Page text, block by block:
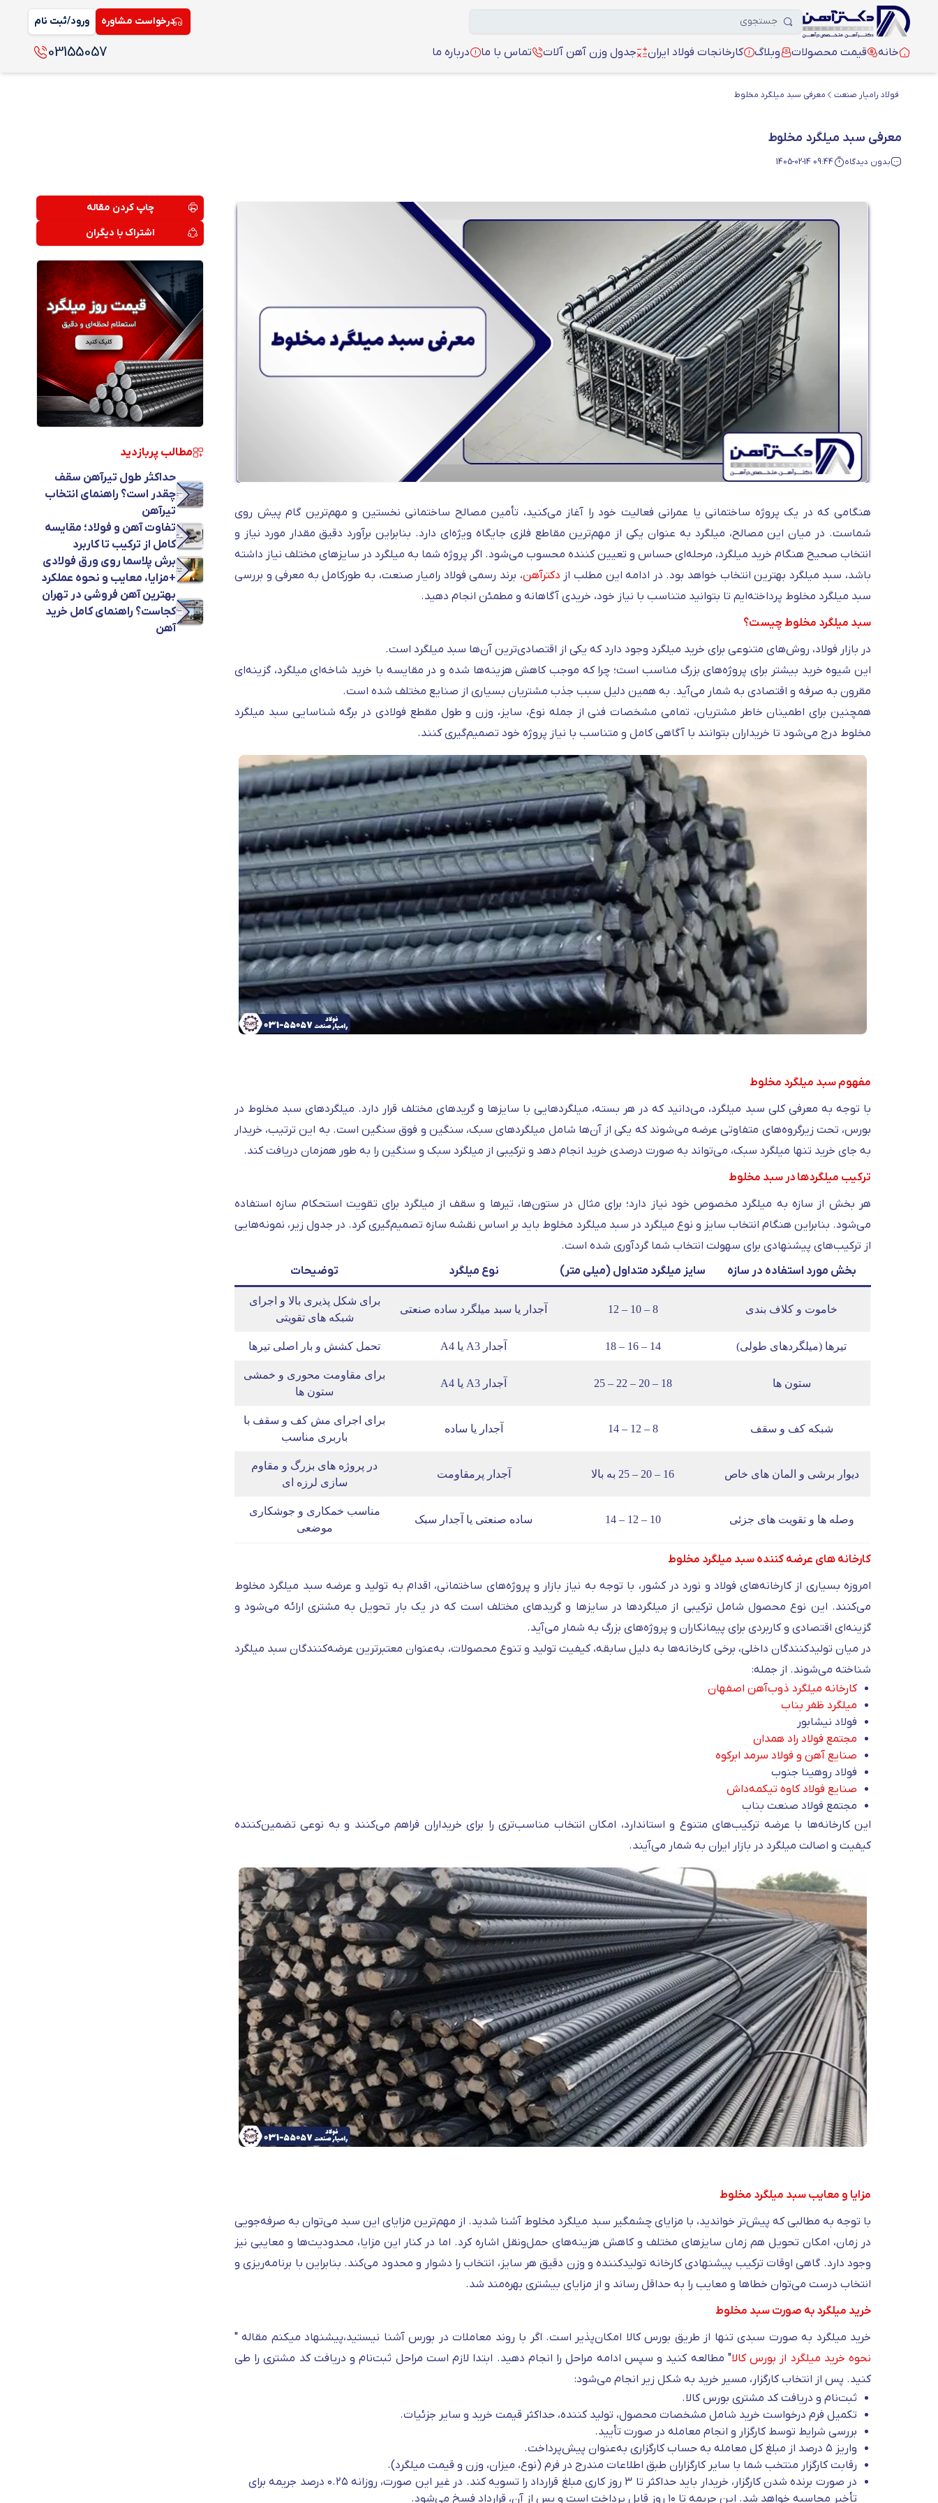
درخواست مشاوره ورود/ثبت نام
خانه قیمت محصولات وبلاگ کارخانجات فولاد ایران جدول وزن آهن آلات تماس با ما درباره ما 03155057
فولاد رامیار صنعت معرفی سبد میلگرد مخلوط
معرفی سبد میلگرد مخلوط
بدون دیدگاه 1405-02-14 09:44
هنگامی که در یک پروژه ساختمانی یا عمرانی فعالیت خود را آغاز می‌کنید، تأمین مصالح ساختمانی نخستین و مهم‌ترین گام پیش روی
شماست. در میان این مصالح، میلگرد به‌ عنوان یکی از مهم‌ترین مقاطع فلزی جایگاه ویژه‌ای دارد. بنابراین برآورد دقیق مقدار مورد نیاز و
انتخاب صحیح هنگام خرید میلگرد، مرحله‌ای حساس و تعیین‌ کننده محسوب می‌شود. اگر پروژه شما به میلگرد در سایزهای مختلف نیاز داشته
باشد، سبد میلگرد بهترین انتخاب خواهد بود. در ادامه این مطلب از دکترآهن، برند رسمی فولاد رامیار صنعت، به‌ طورکامل به معرفی و بررسی
سبد میلگرد مخلوط پرداخته‌ایم تا بتوانید متناسب با نیاز خود، خریدی آگاهانه و مطمئن انجام دهید.
سبد میلگرد مخلوط چیست؟
در بازار فولاد، روش‌های متنوعی برای خرید میلگرد وجود دارد که یکی از اقتصادی‌ترین آن‌ها سبد میلگرد است.
این شیوه خرید بیشتر برای پروژه‌های بزرگ مناسب است؛ چرا که موجب کاهش هزینه‌ها شده و در مقایسه با خرید شاخه‌ای میلگرد، گزینه‌ای
مقرون‌ به‌ صرفه و اقتصادی به شمار می‌آید. به همین دلیل سبب جذب مشتریان بسیاری از صنایع مختلف شده است.
همچنین برای اطمینان خاطر مشتریان، تمامی مشخصات فنی از جمله نوع، سایز، وزن و طول مقطع فولادی در برگه شناسایی سبد میلگرد
مخلوط درج می‌شود تا خریداران بتوانند با آگاهی کامل و متناسب با نیاز پروژه خود تصمیم‌گیری کنند.
مفهوم سبد میلگرد مخلوط
با توجه به معرفی کلی سبد میلگرد، می‌دانید که در هر بسته، میلگردهایی با سایزها و گریدهای مختلف قرار دارد. میلگردهای سبد مخلوط در
بورس، تحت زیرگروه‌های متفاوتی عرضه می‌شوند که یکی از آن‌ها شامل میلگردهای سبک، سنگین و فوق‌ سنگین است. به این ترتیب، خریدار
به جای خرید تنها میلگرد سبک، می‌تواند به‌ صورت درصدی خرید انجام دهد و ترکیبی از میلگرد سبک و سنگین را به‌ طور همزمان دریافت کند.
ترکیب میلگردها در سبد مخلوط
هر بخش از سازه به میلگرد مخصوص خود نیاز دارد؛ برای مثال در ستون‌ها، تیرها و سقف از میلگرد برای تقویت استحکام سازه استفاده
می‌شود. بنابراین هنگام انتخاب سایز و نوع میلگرد در سبد میلگرد مخلوط باید بر اساس نقشه سازه تصمیم‌گیری کرد. در جدول زیر، نمونه‌هایی
از ترکیب‌های پیشنهادی برای سهولت انتخاب شما گردآوری شده است.
بخش مورد استفاده در سازه
سایز میلگرد متداول (میلی متر) نوع میلگرد توضیحات
خاموت و کلاف بندی 8 – 10 – 12 آجدار یا سبد میلگرد ساده صنعتی
برای شکل پذیری بالا و اجرای
شبکه های تقویتی
تیرها (میلگردهای طولی) 14 – 16 – 18 آجدار A3 یا A4 تحمل کشش و بار اصلی تیرها
ستون ها 18 – 20 – 22 – 25 آجدار A3 یا A4
برای مقاومت محوری و خمشی
ستون ها
شبکه کف و سقف 8 – 12 – 14 آجدار یا ساده
برای اجرای مش کف و سقف با
باربری مناسب
دیوار برشی و المان های خاص 16 – 20 – 25 به بالا آجدار پرمقاومت
در پروژه های بزرگ و مقاوم
سازی لرزه ای
وصله ها و تقویت های جزئی 10 – 12 – 14 ساده صنعتی یا آجدار سبک
مناسب خمکاری و جوشکاری
موضعی
کارخانه های عرضه کننده سبد میلگرد مخلوط
امروزه بسیاری از کارخانه‌های فولاد و نورد در کشور، با توجه به نیاز بازار و پروژه‌های ساختمانی، اقدام به تولید و عرضه سبد میلگرد مخلوط
می‌کنند. این نوع محصول شامل ترکیبی از میلگردها در سایزها و گریدهای مختلف است که در یک بار تحویل به مشتری ارائه می‌شود و
گزینه‌ای اقتصادی و کاربردی برای پیمانکاران و پروژه‌های بزرگ به شمار می‌آید.
در میان تولیدکنندگان داخلی، برخی کارخانه‌ها به دلیل سابقه، کیفیت تولید و تنوع محصولات، به‌عنوان معتبرترین عرضه‌کنندگان سبد میلگرد
شناخته می‌شوند. از جمله:
کارخانه میلگرد ذوب‌آهن اصفهان
میلگرد ظفر بناب
فولاد نیشابور
مجتمع فولاد راد همدان
صنایع آهن و فولاد سرمد ابرکوه
فولاد روهینا جنوب
صنایع فولاد کاوه تیکمه‌داش
مجتمع فولاد صنعت بناب
این کارخانه‌ها با عرضه ترکیب‌های متنوع و استاندارد، امکان انتخاب مناسب‌تری را برای خریداران فراهم می‌کنند و به‌ نوعی تضمین‌کننده
کیفیت و اصالت میلگرد در بازار ایران به شمار می‌آیند.
مزایا و معایب سبد میلگرد مخلوط
با توجه به مطالبی که پیش‌تر خواندید، با مزایای چشمگیر سبد میلگرد مخلوط آشنا شدید. از مهم‌ترین مزایای این سبد می‌توان به صرفه‌جویی
در زمان، امکان تحویل هم‌ زمان سایزهای مختلف و کاهش هزینه‌های حمل‌ونقل اشاره کرد. اما در کنار این مزایا، محدودیت‌ها و معایبی نیز
وجود دارد. گاهی اوقات ترکیب پیشنهادی کارخانه تولیدکننده و وزن دقیق هر سایز، انتخاب را دشوار و محدود می‌کند. بنابراین با برنامه‌ریزی و
انتخاب درست می‌توان خطاها و معایب را به حداقل رساند و از مزایای بیشتری بهره‌مند شد.
خرید میلگرد به صورت سبد مخلوط
خرید میلگرد به‌ صورت سبدی تنها از طریق بورس کالا امکان‌پذیر است. اگر با روند معاملات در بورس آشنا نیستید،پیشنهاد میکنم مقاله "
نحوه خرید میلگرد از بورس کالا" مطالعه کنید و سپس ادامه مراحل را انجام دهید. ابتدا لازم است مراحل ثبت‌نام و دریافت کد مشتری را طی
کنید. پس از انتخاب کارگزار، مسیر خرید به شکل زیر انجام می‌شود:
ثبت‌نام و دریافت کد مشتری بورس کالا.
تکمیل فرم درخواست خرید شامل مشخصات محصول، تولید کننده، حداکثر قیمت خرید و سایر جزئیات.
بررسی شرایط توسط کارگزار و انجام معامله در صورت تأیید.
واریز ۵ درصد از مبلغ کل معامله به حساب کارگزاری به‌عنوان پیش‌پرداخت.
رقابت کارگزار منتخب شما با سایر کارگزاران طبق اطلاعات مندرج در فرم (نوع، میزان، وزن و قیمت میلگرد).
در صورت برنده شدن کارگزار، خریدار باید حداکثر تا ۳ روز کاری مبلغ قرارداد را تسویه کند. در غیر این صورت، روزانه ۰.۲۵ درصد جریمه برای
تأخیر محاسبه خواهد شد. این جریمه تا ۱۰ روز قابل پرداخت است و پس از آن، قرارداد فسخ می‌شود.
چاپ کردن مقاله
اشتراک با دیگران
مطالب پربازدید
حداکثر طول تیرآهن سقف
چقدر است؟ راهنمای انتخاب
تیرآهن
تفاوت آهن و فولاد؛ مقایسه
کامل از ترکیب تا کاربرد
برش پلاسما روی ورق فولادی
+مزایا، معایب و نحوه عملکرد
بهترین آهن فروشی در تهران
کجاست؟ راهنمای کامل خرید
آهن